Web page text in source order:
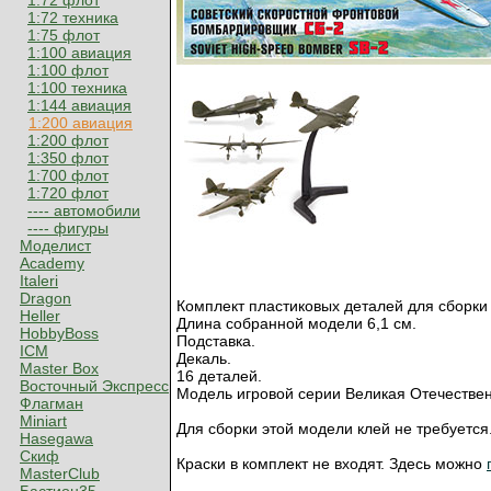
1:72 техника
1:75 флот
1:100 авиация
1:100 флот
1:100 техника
1:144 авиация
1:200 авиация
1:200 флот
1:350 флот
1:700 флот
1:720 флот
---- автомобили
---- фигуры
Моделист
Academy
Italeri
Dragon
Heller
HobbyBoss
ICM
Master Box
Восточный Экспресс
Флагман
Miniart
Hasegawa
Скиф
MasterClub
Комплект пластиковых деталей для
Длина собранной модели 6,1 см.
Подставка.
Декаль.
16 деталей.
Модель игровой серии Великая
Для сборки этой модели клей не
Краски в комплект не входят. Здесь можно